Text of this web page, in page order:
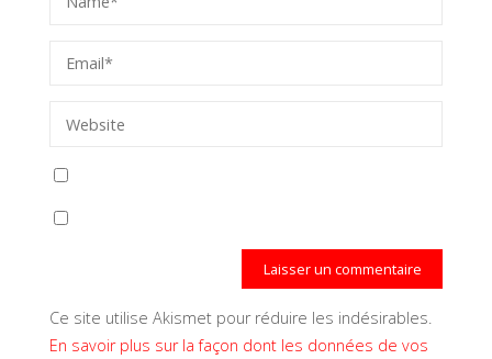
Ce site utilise Akismet pour réduire les indésirables.
En savoir plus sur la façon dont les données de vos